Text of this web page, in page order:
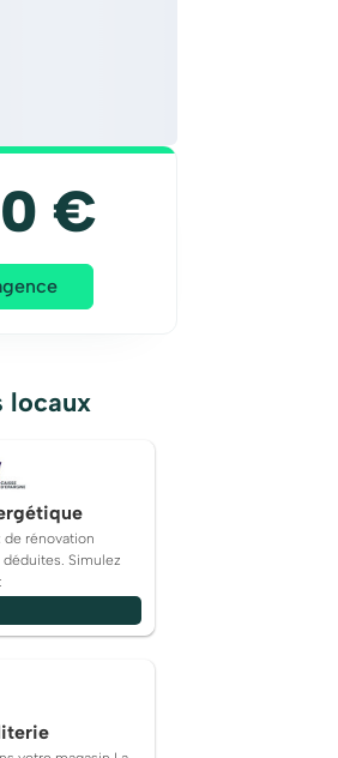
€
locaux
de rénovation
Simulez